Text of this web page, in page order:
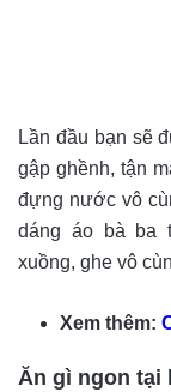
Lần đầu bạn sẽ
gập ghềnh, tận
đựng nước vô
dáng áo bà ba
xuồng, ghe vô
Xem thêm:
Ăn gì ngon tại